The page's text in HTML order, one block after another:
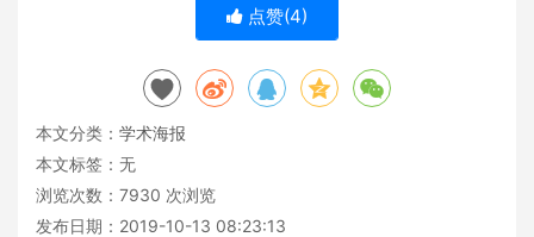
点赞(4)
本文分类： 学术海报
本文标签：无
浏览次数： 7930 次浏览
发布日期：2019-10-13 08:23:13